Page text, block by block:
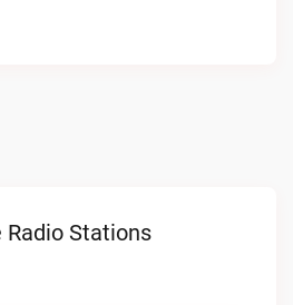
Radio Stations